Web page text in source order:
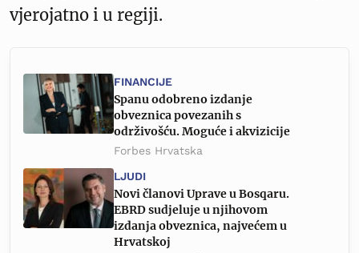
vjerojatno i u regiji.
FINANCIJE
Spanu odobreno izdanje
obveznica povezanih s
održivošću. Moguće i akvizicije
Forbes Hrvatska
LJUDI
Novi članovi Uprave u Bosqaru.
EBRD sudjeluje u njihovom
izdanja obveznica, najvećem u
Hrvatskoj